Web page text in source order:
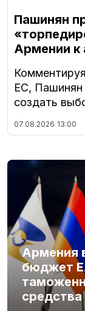
Пашинян
Армении к
ЕС, Пашинян
создать
07.08.2026 13:00
Армения
бюджет